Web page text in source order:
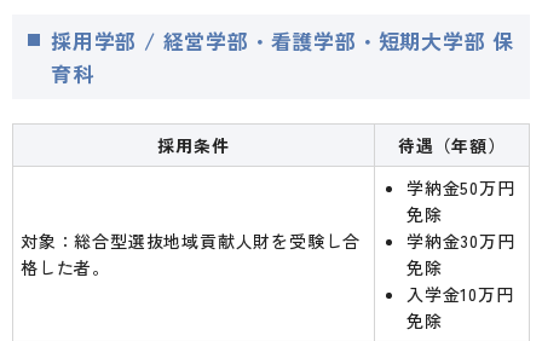
採用学部 / 経営学部・看護学部・短期大学部 保
育科
採用条件 待遇（年額）
対象：総合型選抜地域貢献人財を受験し合
格した者。
学納金50万円
免除
学納金30万円
免除
入学金10万円
免除